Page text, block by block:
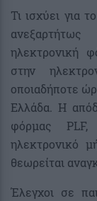
Τι ισχύει για
ηλεκτρονική
στην
οποιαδήποτε
Ελλάδα. Η
φόρμας PLF,
ηλεκτρονικό
θεωρείται
Έλεγχοι σε